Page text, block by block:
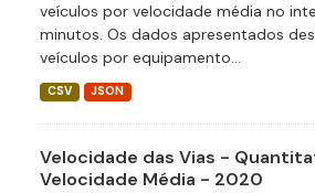
veículos por velocidade média no
minutos. Os dados apresentados
veículos por equipamento...
CSV JSON
Velocidade das Vias -
Velocidade Média - 2020